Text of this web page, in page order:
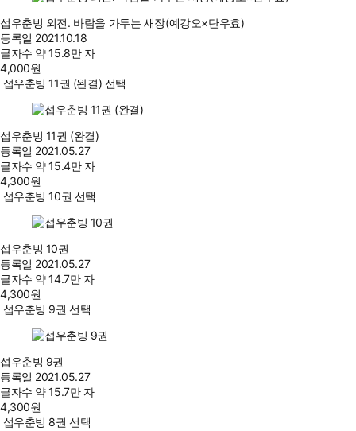
섭우춘빙 외전. 바람을 가두는 새장(예강오×단우효)
등록일 2021.10.18
글자수 약 15.8만 자
4,000원
섭우춘빙 11권 (완결) 선택
섭우춘빙 11권 (완결)
등록일 2021.05.27
글자수 약 15.4만 자
4,300원
섭우춘빙 10권 선택
섭우춘빙 10권
등록일 2021.05.27
글자수 약 14.7만 자
4,300원
섭우춘빙 9권 선택
섭우춘빙 9권
등록일 2021.05.27
글자수 약 15.7만 자
4,300원
섭우춘빙 8권 선택